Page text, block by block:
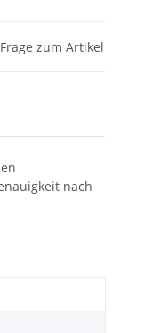
Frage zum Artikel
nach